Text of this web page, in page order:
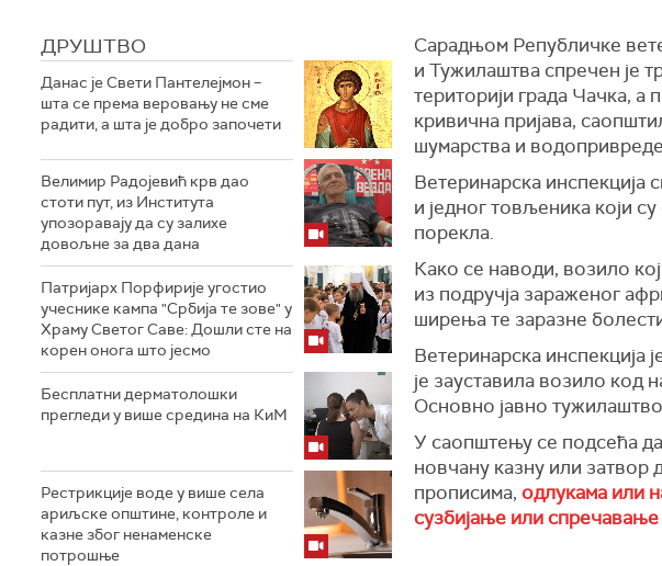
ДРУШТВО
Данас је Свети Пантелејмон –
шта се према веровању не сме
радити, а шта је добро започети
Велимир Радојевић крв дао
стоти пут, из Института
упозоравају да су залихе
довољне за два дана
Патријарх Порфирије угостио
учеснике кампа "Србија те зове" у
Храму Светог Саве: Дошли сте на
корен онога што јесмо
Бесплатни дерматолошки
прегледи у више средина на КиМ
Рестрикције воде у више села
ариљске општине, контроле и
казне због ненаменске
потрошње
Сарадњом Републичке
и Тужилаштва спречен је
територији града Чачка,
кривична пријава,
шумарства и
Ветеринарска инспекција
и једног товљеника који
порекла.
Како се наводи, возило
из подручја зараженог
ширења те заразне
Ветеринарска инспекција
је зауставила возило код
Основно јавно
У саопштењу се подсећа
новчану казну или затвор
прописима, одлукама или
сузбијање или